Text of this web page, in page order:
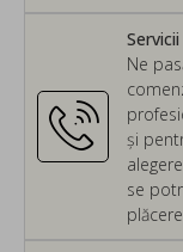
Ne
și
se